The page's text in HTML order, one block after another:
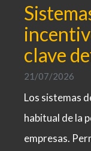
clave
21/07/2026
Los sistemas
habitual de la
empresas.